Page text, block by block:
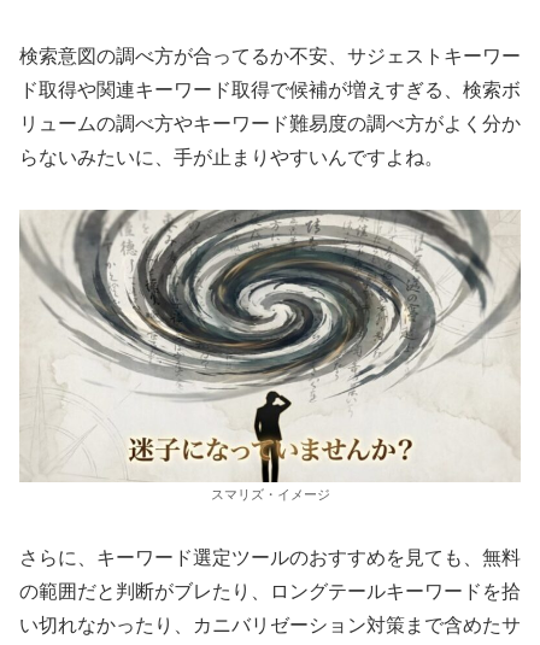
検索意図の調べ方が合ってるか不安、サジェストキーワー
ド取得や関連キーワード取得で候補が増えすぎる、検索ボ
リュームの調べ方やキーワード難易度の調べ方がよく分か
らないみたいに、手が止まりやすいんですよね。
スマリズ・イメージ
さらに、キーワード選定ツールのおすすめを見ても、無料
の範囲だと判断がブレたり、ロングテールキーワードを拾
い切れなかったり、カニバリゼーション対策まで含めたサ